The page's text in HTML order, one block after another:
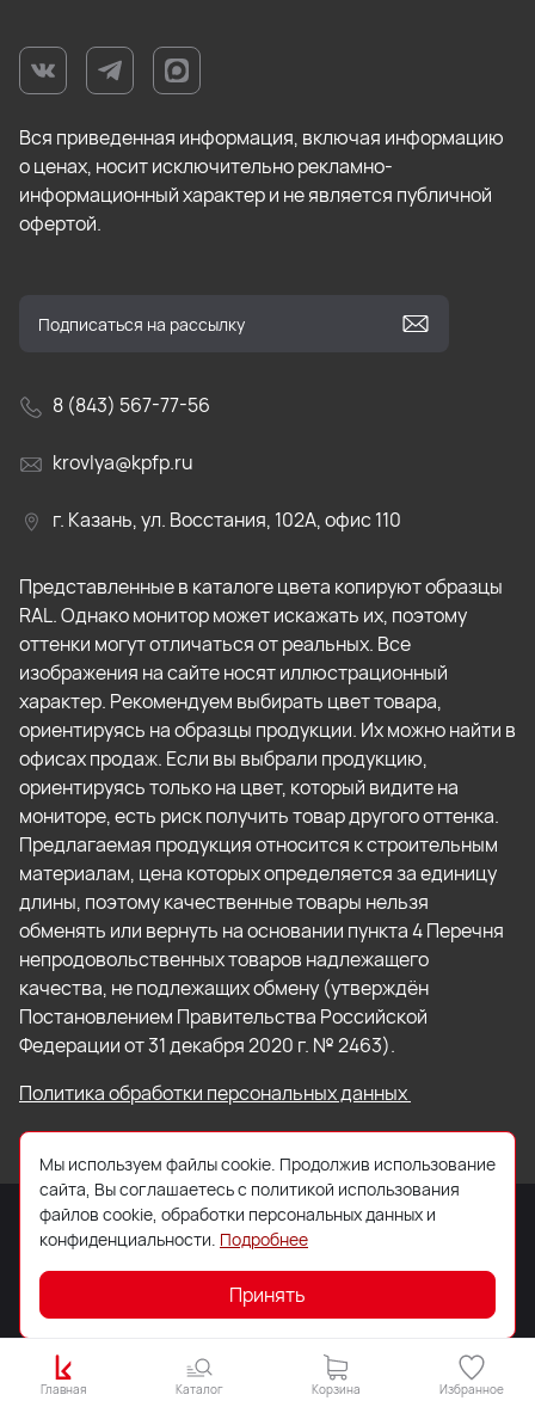
Вся приведенная информация, включая информацию
о ценах, носит исключительно рекламно-
информационный характер и не является публичной
офертой.
8 (843) 567-77-56
krovlya@kpfp.ru
г. Казань, ул. Восстания, 102А, офис 110
Представленные в каталоге цвета копируют образцы
RAL. Однако монитор может искажать их, поэтому
оттенки могут отличаться от реальных. Все
изображения на сайте носят иллюстрационный
характер. Рекомендуем выбирать цвет товара,
ориентируясь на образцы продукции. Их можно найти в
офисах продаж. Если вы выбрали продукцию,
ориентируясь только на цвет, который видите на
мониторе, есть риск получить товар другого оттенка.
Предлагаемая продукция относится к строительным
материалам, цена которых определяется за единицу
длины, поэтому качественные товары нельзя
обменять или вернуть на основании пункта 4 Перечня
непродовольственных товаров надлежащего
качества, не подлежащих обмену (утверждён
Постановлением Правительства Российской
Федерации от 31 декабря 2020 г. № 2463).
Политика обработки персональных данных
© 2026 ООО «Торговый Дом «Кровля Профи»
Главная Каталог Корзина Избранное
Мы используем файлы cookie. Продолжив использование
сайта, Вы соглашаетесь с политикой использования
файлов cookie, обработки персональных данных и
конфиденциальности. Подробнее
Принять